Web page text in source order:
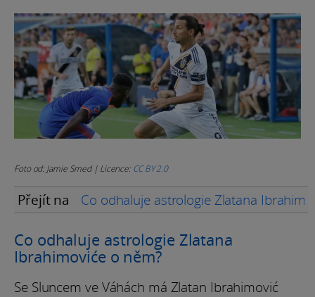
Foto od: Jamie Smed | Licence:CC BY 2.0
Přejít na Co odhaluje astrologie Zlatana
Co odhaluje astrologie Zlatana
Ibrahimoviće o něm?
Se Sluncem ve Váhách má Zlatan Ibrahimović